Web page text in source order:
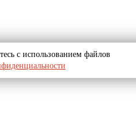
с использованием файлов